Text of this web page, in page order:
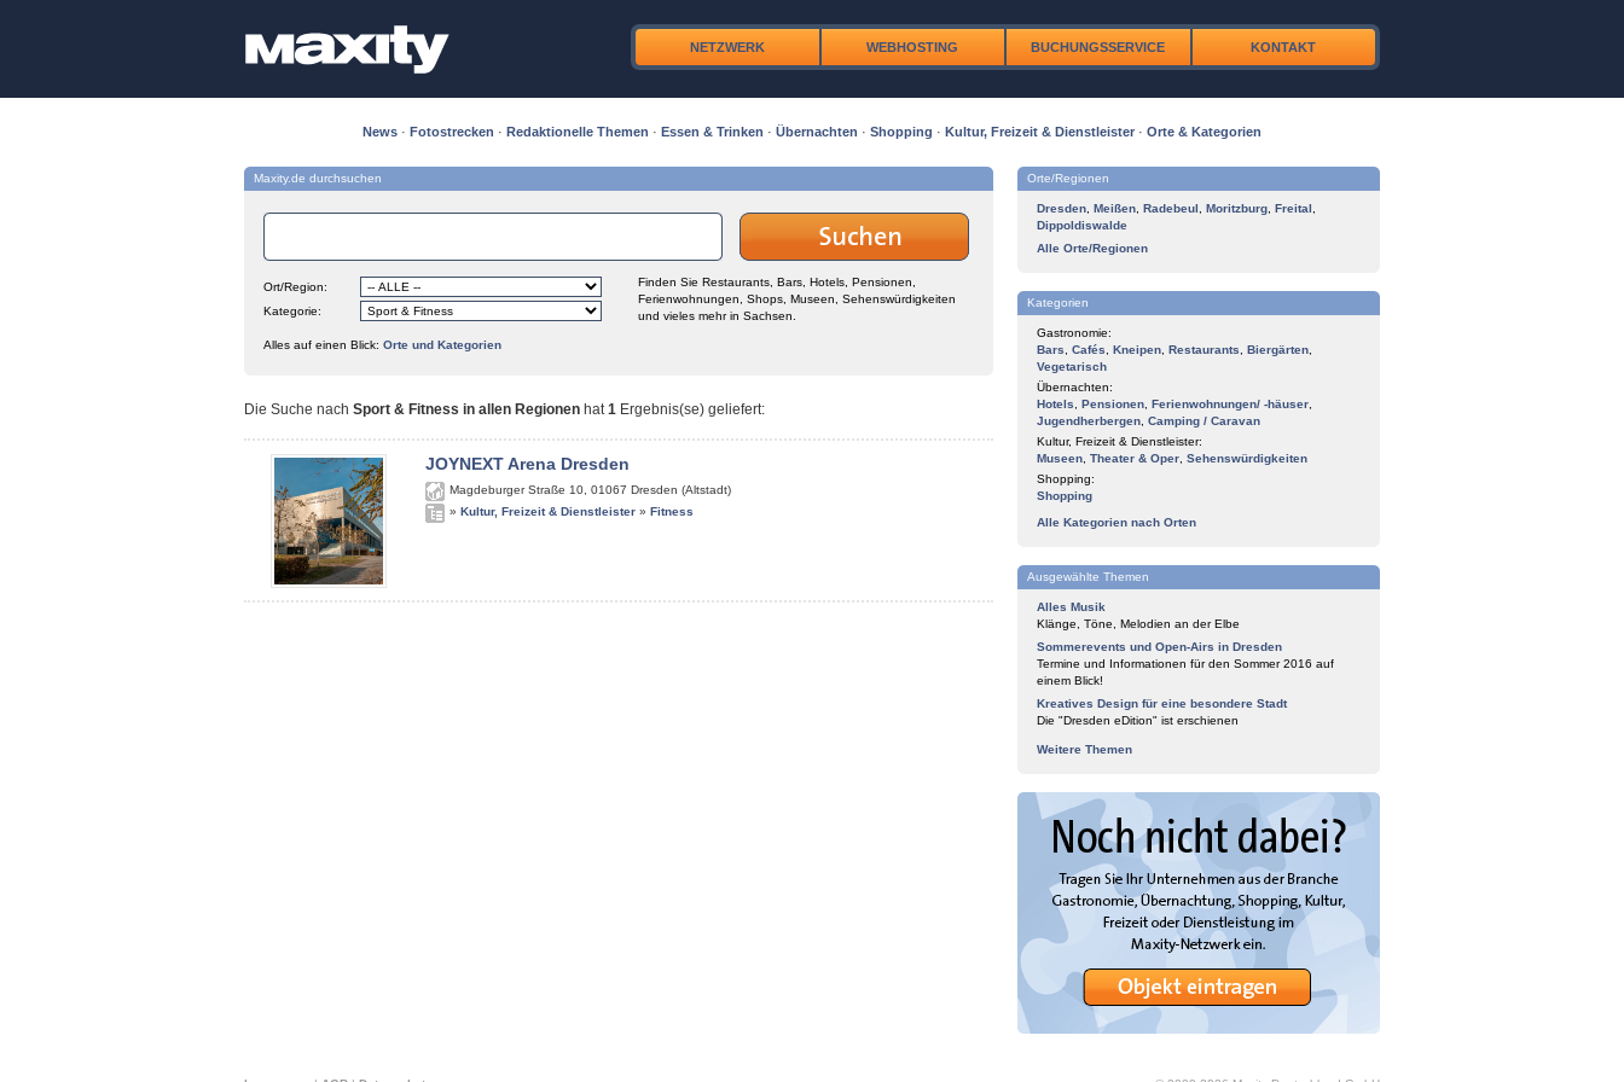
NETZWERK WEBHOSTING BUCHUNGSSERVICE KONTAKT
News · Fotostrecken · Redaktionelle Themen · Essen & Trinken · Übernachten · Shopping · Kultur, Freizeit & Dienstleister · Orte & Kategorien
Maxity.de durchsuchen
Ort/Region:
Kategorie:
Finden Sie Restaurants, Bars, Hotels, Pensionen,
Ferienwohnungen, Shops, Museen, Sehenswürdigkeiten
und vieles mehr in Sachsen.
Alles auf einen Blick: Orte und Kategorien
Die Suche nach Sport & Fitness in allen Regionen hat1 Ergebnis(se) geliefert:
JOYNEXT Arena Dresden
Magdeburger Straße 10 01067 Dresden (Altstadt)
» Kultur, Freizeit & Dienstleister » Fitness
Orte/Regionen
Dresden Meißen Radebeul Moritzburg Freital
Dippoldiswalde
Alle Orte/Regionen
Kategorien
Gastronomie:
Bars
Cafés Kneipen Restaurants Biergärten
Vegetarisch
Übernachten:
Hotels
Pensionen Ferienwohnungen/ -häuser
Jugendherbergen Camping / Caravan
Kultur, Freizeit & Dienstleister:
Museen Theater & Oper Sehenswürdigkeiten
Shopping:
Shopping
Alle Kategorien nach Orten
Ausgewählte Themen
Alles Musik
Klänge, Töne, Melodien an der Elbe
Sommerevents und Open-Airs in Dresden
Termine und Informationen für den Sommer 2016 auf
einem Blick!
Kreatives Design für eine besondere Stadt
Die "Dresden eDition" ist erschienen
Weitere Themen